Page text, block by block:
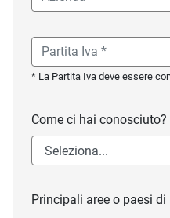
* La Partita Iva deve essere
Come ci hai conosciuto?
Principali aree o paesi